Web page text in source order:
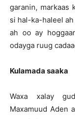
garanin, markaas
si hal-ka-haleel
ah oo ay
odayga ruug
Kulamada saaka
Waxa xalay
Maxamuud Aden